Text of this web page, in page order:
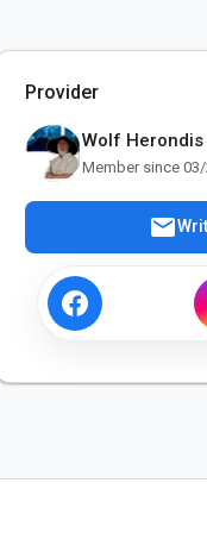
Provider
Wolf Herondis
Member since
mail